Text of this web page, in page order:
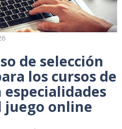
de selección
los cursos de
juego online